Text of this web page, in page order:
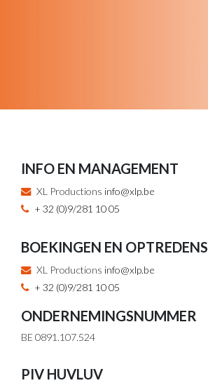
INFO EN MANAGEMENT
XL Productions info@xlp.be
+ 32 (0)9/281 10 05
BOEKINGEN EN OPTREDENS
XL Productions info@xlp.be
+ 32 (0)9/281 10 05
ONDERNEMINGSNUMMER
BE 0891.107.524
PIV HUVLUV